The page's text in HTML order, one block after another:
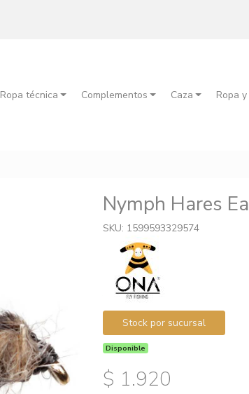
Ropa técnica Complementos Caza Ropa
Nymph Hares
SKU: 1599593329574
Stock por sucursal
Disponible
$ 1.920